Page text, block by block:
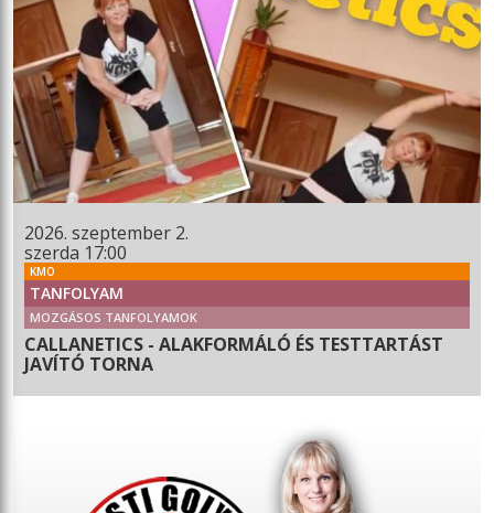
2026. szeptember 2.
szerda 17:00
KMO
TANFOLYAM
MOZGÁSOS TANFOLYAMOK
CALLANETICS - ALAKFORMÁLÓ ÉS TESTTARTÁST
JAVÍTÓ TORNA